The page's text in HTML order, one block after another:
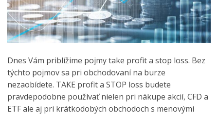
Dnes Vám priblížime pojmy take profit a stop loss. Bez
týchto pojmov sa pri obchodovaní na burze
nezaobídete. TAKE profit a STOP loss budete
pravdepodobne používať nielen pri nákupe akcií, CFD a
ETF ale aj pri krátkodobých obchodoch s menovými